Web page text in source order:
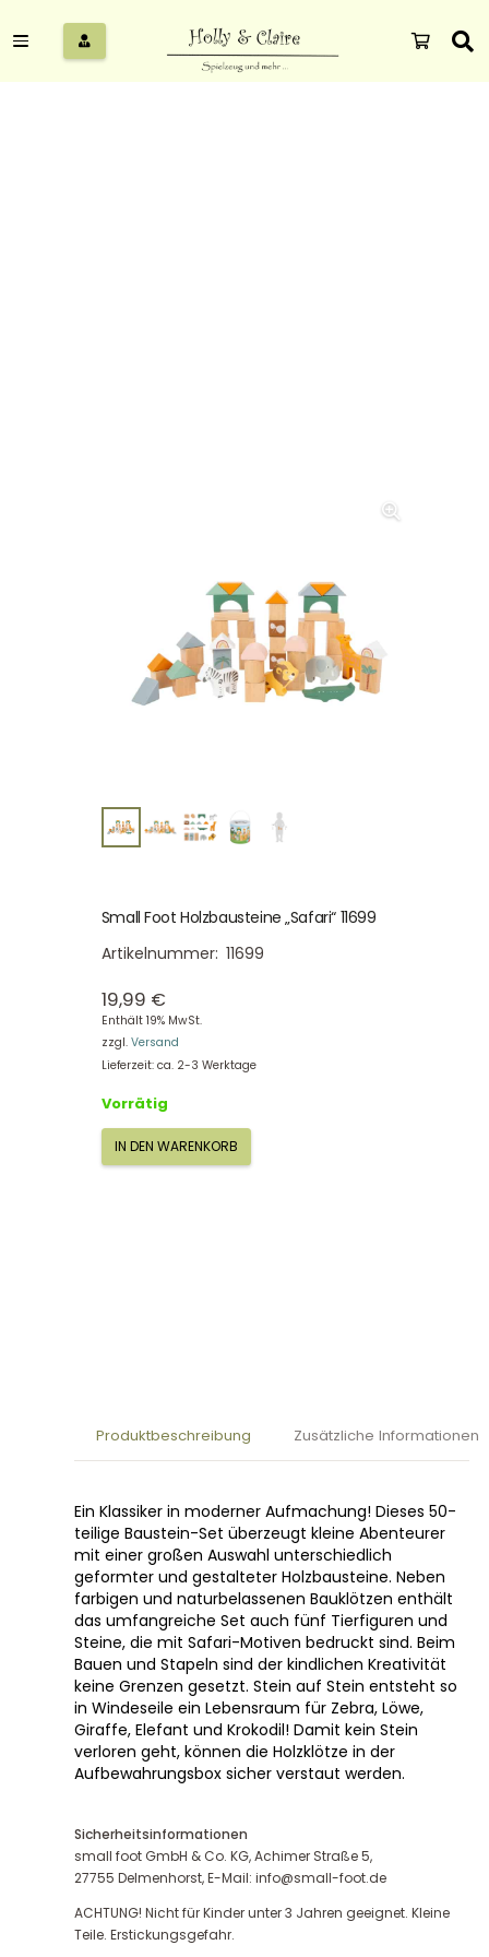
Small Foot Holzbausteine „Safari“ 11699
Artikelnummer: 11699
19,99 €
Enthält 19% MwSt.
zzgl. Versand
Lieferzeit: ca. 2-3 Werktage
Vorrätig
Small
IN DEN WARENKORB
Produktbeschreibung Zusätzliche Informationen
Ein Klassiker in moderner Aufmachung! Dieses 50-
teilige Baustein-Set überzeugt kleine Abenteurer
mit einer großen Auswahl unterschiedlich
geformter und gestalteter Holzbausteine. Neben
farbigen und naturbelassenen Bauklötzen enthält
das umfangreiche Set auch fünf Tierfiguren und
Steine, die mit Safari-Motiven bedruckt sind. Beim
Bauen und Stapeln sind der kindlichen Kreativität
keine Grenzen gesetzt. Stein auf Stein entsteht so
in Windeseile ein Lebensraum für Zebra, Löwe,
Giraffe, Elefant und Krokodil! Damit kein Stein
verloren geht, können die Holzklötze in der
Aufbewahrungsbox sicher verstaut werden.
Sicherheitsinformationen
small foot GmbH & Co. KG, Achimer Straße 5,
27755 Delmenhorst, E-Mail: info@small-foot.de
ACHTUNG! Nicht für Kinder unter 3 Jahren geeignet. Kleine
Teile. Erstickungsgefahr.